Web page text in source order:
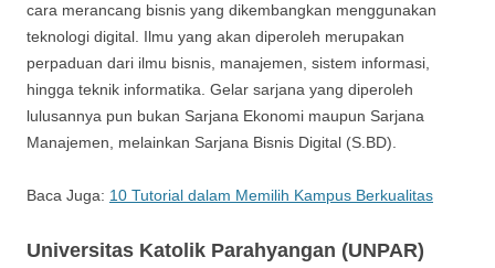
cara merancang bisnis yang dikembangkan menggunakan
teknologi digital. Ilmu yang akan diperoleh merupakan
perpaduan dari ilmu bisnis, manajemen, sistem informasi,
hingga teknik informatika. Gelar sarjana yang diperoleh
lulusannya pun bukan Sarjana Ekonomi maupun Sarjana
Manajemen, melainkan Sarjana Bisnis Digital (S.BD).
Baca Juga: 10 Tutorial dalam Memilih Kampus Berkualitas
Universitas Katolik Parahyangan (UNPAR)